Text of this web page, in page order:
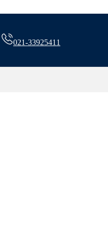
021-33925411